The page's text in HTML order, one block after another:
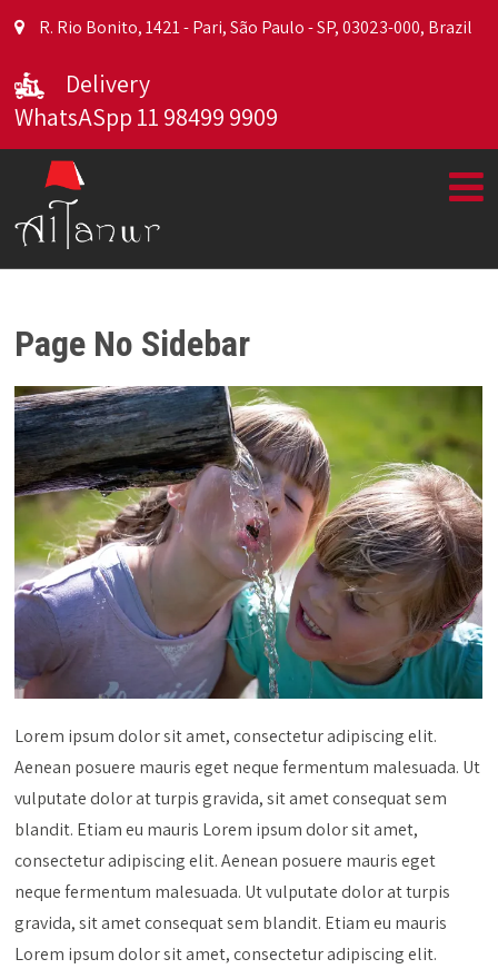
R. Rio Bonito, 1421 - Pari, São Paulo - SP, 03023-000, Brazil
Delivery
WhatsASpp 11 98499 9909
Page No Sidebar
Lorem ipsum dolor sit amet, consectetur adipiscing elit.
Aenean posuere mauris eget neque fermentum malesuada. Ut
vulputate dolor at turpis gravida, sit amet consequat sem
blandit. Etiam eu mauris Lorem ipsum dolor sit amet,
consectetur adipiscing elit. Aenean posuere mauris eget
neque fermentum malesuada. Ut vulputate dolor at turpis
gravida, sit amet consequat sem blandit. Etiam eu mauris
Lorem ipsum dolor sit amet, consectetur adipiscing elit.